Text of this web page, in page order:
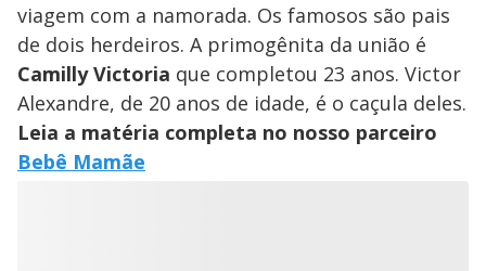
viagem com a namorada. Os famosos são pais
de dois herdeiros. A primogênita da união é
Camilly Victoria que completou 23 anos. Victor
Alexandre, de 20 anos de idade, é o caçula deles.
Leia a matéria completa no nosso parceiro
Bebê Mamãe